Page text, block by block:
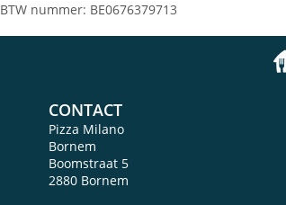
BTW nummer: BE0676379713
CONTACT
Pizza Milano
Bornem
Boomstraat 5
2880 Bornem